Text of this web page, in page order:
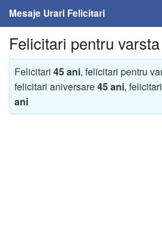
Mesaje Urari Felicitari
Home
Mesaje
Felicitari
Felicitari pentru
Felicitari 45 ani, felicitari pentru
felicitari aniversare45 ani,
ani